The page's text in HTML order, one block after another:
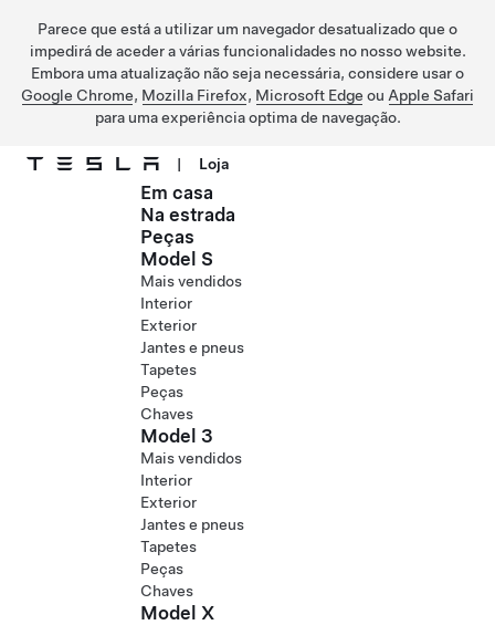
Parece que está a utilizar um navegador desatualizado que o
impedirá de aceder a várias funcionalidades no nosso website.
Embora uma atualização não seja necessária, considere usar o
Google Chrome, Mozilla Firefox, Microsoft Edge ou Apple Safari
para uma experiência optima de navegação.
Ir para o conteúdo principal
| Loja
Em casa
Na estrada
Peças
Model S
Mais vendidos
Interior
Exterior
Jantes e pneus
Tapetes
Peças
Chaves
Model 3
Mais vendidos
Interior
Exterior
Jantes e pneus
Tapetes
Peças
Chaves
Model X